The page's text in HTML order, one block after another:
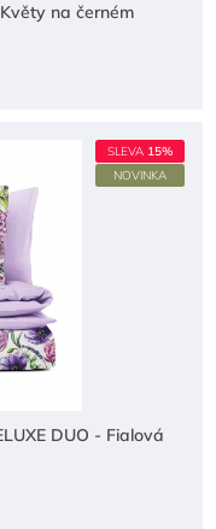
na černém
SLEVA 15%
NOVINKA
DUO - Fialová